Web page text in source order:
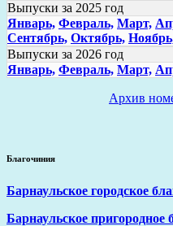
Выпуски за 2025 год
Январь, Февраль, Март,
Сентябрь, Октябрь,
Выпуски за 2026 год
Январь, Февраль, Март,
Архив
Благочиния
Барнаульское городское
Барнаульское пригородное